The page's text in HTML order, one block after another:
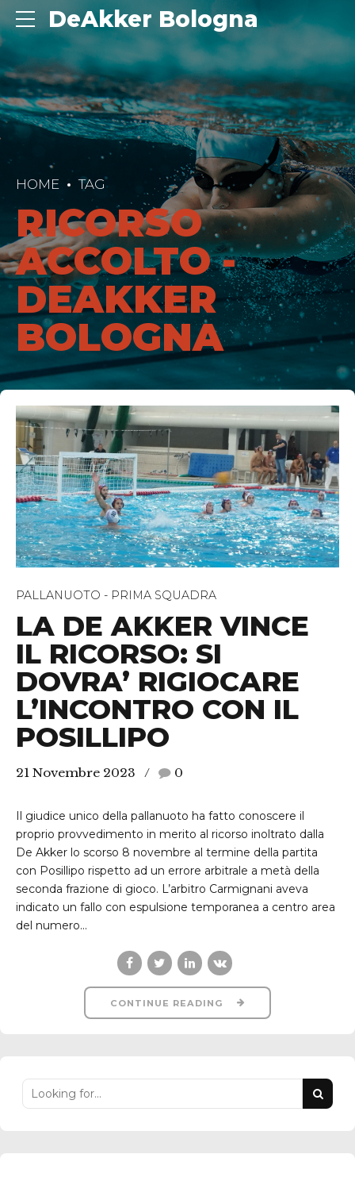
DeAkker Bologna
HOME TAG
RICORSO
ACCOLTO -
DEAKKER
BOLOGNA
PALLANUOTO - PRIMA SQUADRA
LA DE AKKER VINCE
IL RICORSO: SI
DOVRA’ RIGIOCARE
L’INCONTRO CON IL
POSILLIPO
21 Novembre 2023 0
Il giudice unico della pallanuoto ha fatto conoscere il
proprio provvedimento in merito al ricorso inoltrato dalla
De Akker lo scorso 8 novembre al termine della partita
con Posillipo rispetto ad un errore arbitrale a metà della
seconda frazione di gioco. L’arbitro Carmignani aveva
indicato un fallo con espulsione temporanea a centro area
del numero...
CONTINUE READING